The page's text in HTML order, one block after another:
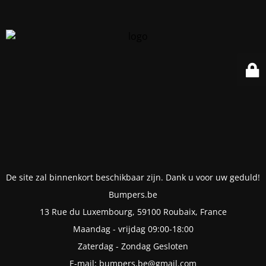
De site zal binnenkort beschikbaar zijn. Dank u voor uw geduld!
Bumpers.be
13 Rue du Luxembourg, 59100 Roubaix, France
Maandag - vrijdag 09:00-18:00
Zaterdag - Zondag Gesloten
E-mail: bumpers.be@gmail.com